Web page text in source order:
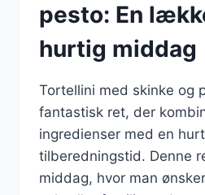
pesto: En
hurtig middag
Tortellini med skinke og
fantastisk ret, der
ingredienser med en
tilberedningstid. Denne
middag, hvor man